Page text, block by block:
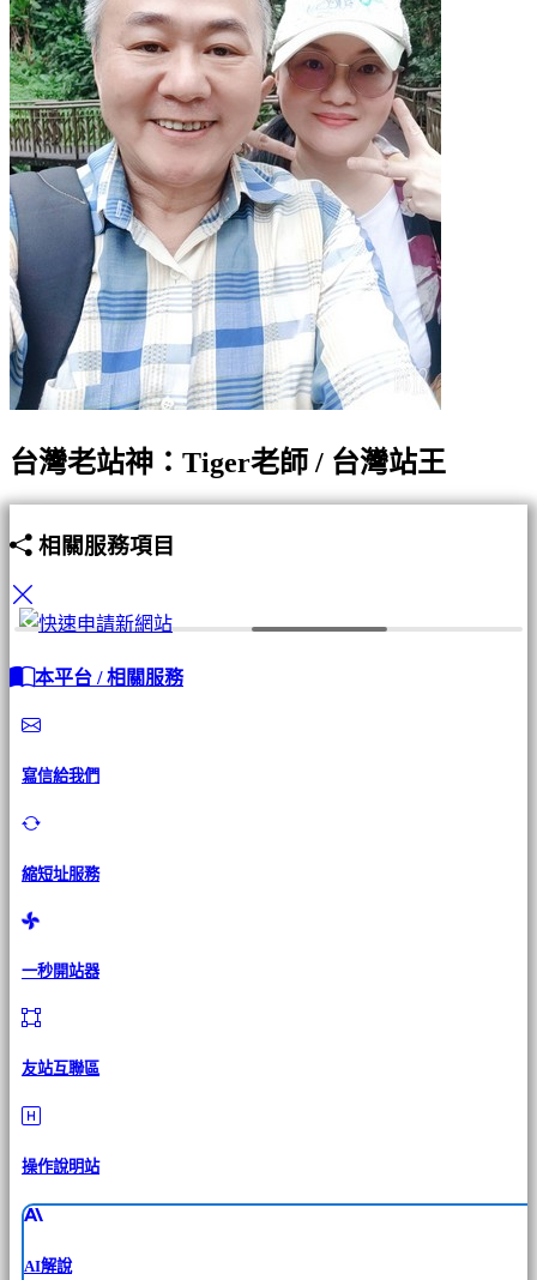
台灣老站神：Tiger老師 / 台灣站王
相關服務項目
本平台 / 相關服務
寫信給我們
縮短址服務
一秒開站器
友站互聯區
操作說明站
AI解說